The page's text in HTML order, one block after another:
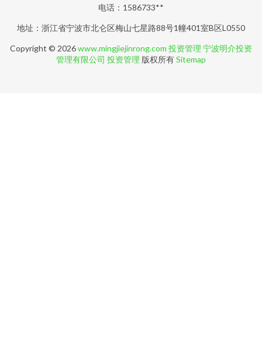
电话：1586733**
地址：浙江省宁波市北仑区梅山七星路88号1幢401室B区L0550
Copyright © 2026www.mingjiejinrong.com 投资管理 宁波明介投资
管理有限公司 投资管理 版权所有Sitemap